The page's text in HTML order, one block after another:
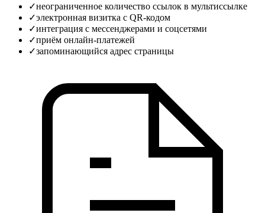
✓неограниченное количество ссылок в мультиссылке
✓электронная визитка с QR‑кодом
✓интеграция с мессенджерами и соцсетями
✓приём онлайн‑платежей
✓запоминающийся адрес страницы